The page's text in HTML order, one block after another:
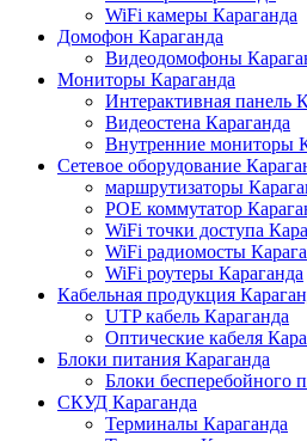
WiFi камеры Караганда
Домофон Караганда
Видеодомофоны
Мониторы Караганда
Интерактивная панель
Видеостена Караганда
Внутренние мониторы
Сетевое оборудование
маршрутизаторы
POE коммутатор
WiFi точки доступа
WiFi радиомосты
WiFi роутеры Караганда
Кабельная продукция
UTP кабель Караганда
Оптические кабеля
Блоки питания Караганда
Блоки бесперебойного
СКУД Караганда
Терминалы Караганда